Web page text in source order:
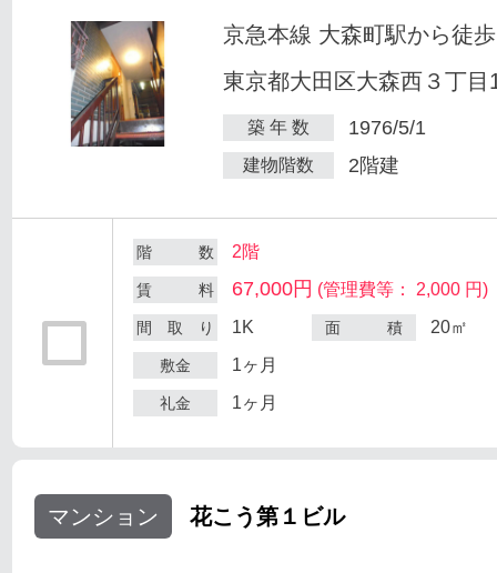
京急本線 大森町駅から徒
東京都大田区大森西３丁目
築 年 数 1976/5/1
建物階数 2階建
階 数 2階
賃 料 67,000円 (管理費等： 2,000 円)
間 取 り 1K 面 積 20㎡
敷金 1ヶ月
礼金 1ヶ月
マンション 花こう第１ビル